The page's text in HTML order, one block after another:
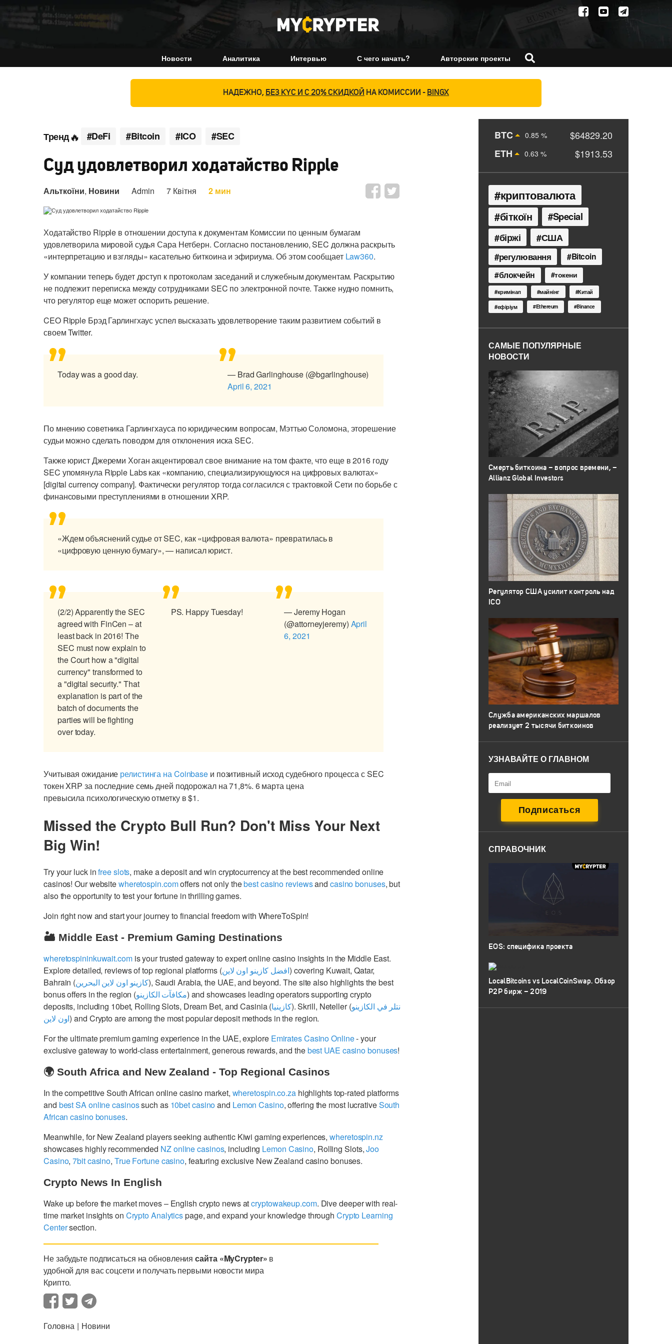
Новости Аналитика Интервью С чего начать? Авторские проекты
НАДЕЖНО, БЕЗ KYC И С 20% СКИДКОЙ НА КОМИССИИ - BINGX
Тренд #DeFi #Bitcoin #ICO #SEC
Суд удовлетворил ходатайство Ripple
Альткоїни, Новини Admin 7 Квітня 2 мин
Ходатайство Ripple в отношении доступа к документам Комиссии по ценным бумагам
удовлетворила мировой судья Сара Нетберн. Согласно постановлению, SEC должна раскрыть
«интерпретацию и взгляды» касательно биткоина и эфириума. Об этом сообщает Law360.
У компании теперь будет доступ к протоколам заседаний и служебным документам. Раскрытию
не подлежит переписка между сотрудниками SEC по электронной почте. Также нудно помнить,
что регулятор еще может оспорить решение.
CEO Ripple Брэд Гарлингхаус успел высказать удовлетворение таким развитием событий в
своем Twitter.
Today was a good day.
— Brad Garlinghouse (@bgarlinghouse)
April 6, 2021
По мнению советника Гарлингхауса по юридическим вопросам, Мэттью Соломона, эторешение
судьи можно сделать поводом для отклонения иска SEC.
Также юрист Джереми Хоган акцентировал свое внимание на том факте, что еще в 2016 году
SEC упомянула Ripple Labs как «компанию, специализирующуюся на цифровых валютах»
[digital currency company]. Фактически регулятор тогда согласился с трактовкой Сети по борьбе с
финансовыми преступлениями в отношении XRP.
«Ждем объяснений судье от SEC, как «цифровая валюта» превратилась в
«цифровую ценную бумагу», — написал юрист.
(2/2) Apparently the SEC
agreed with FinCen – at
least back in 2016! The
SEC must now explain to
the Court how a "digital
currency" transformed to
a "digital security." That
explanation is part of the
batch of documents the
parties will be fighting
over today.
PS. Happy Tuesday!
— Jeremy Hogan
(@attorneyjeremy) April
6, 2021
Учитывая ожидание релистинга на Coinbase и позитивный исход судебного процесса с SEC
токен XRP за последние семь дней подорожал на 71,8%. 6 марта цена
превысила психологическую отметку в $1.
Missed the Crypto Bull Run? Don't Miss Your Next
Big Win!
Try your luck infree slots, make a deposit and win cryptocurrency at the best recommended online
casinos! Our websitewheretospin.comoffers not only thebest casino reviewsand casino bonuses, but
also the opportunity to test your fortune in thrilling games.
Join right now and start your journey to financial freedom with WhereToSpin!
🏜️ Middle East - Premium Gaming Destinations
wheretospininkuwait.comis your trusted gateway to expert online casino insights in the Middle East.
Explore detailed, reviews of top regional platforms (افضل كازينو اون لاين) covering Kuwait, Qatar,
Bahrain (كازينو اون لاين البحرين), Saudi Arabia, the UAE, and beyond. The site also highlights the best
bonus offers in the region (مكافآت الكازينو) and showcases leading operators supporting crypto
deposits, including 10bet, Rolling Slots, Dream Bet, and Casinia (كازينيا). Skrill, Neteller (نتلر في الكازينو
اون لاين) and Crypto are among the most popular deposit methods in the region.
For the ultimate premium gaming experience in the UAE, explore Emirates Casino Online- your
exclusive gateway to world-class entertainment, generous rewards, and thebest UAE casino bonuses!
🌍 South Africa and New Zealand - Top Regional Casinos
In the competitive South African online casino market, wheretospin.co.zahighlights top-rated platforms
and best SA online casinossuch as 10bet casinoand Lemon Casino, offering the most lucrativeSouth
African casino bonuses.
Meanwhile, for New Zealand players seeking authentic Kiwi gaming experiences,wheretospin.nz
showcases highly recommended NZ online casinos, including Lemon Casino, Rolling Slots,Joo
Casino,7bit casino, True Fortune casino, featuring exclusive New Zealand casino bonuses.
Crypto News In English
Wake up before the market moves – English crypto news atcryptowakeup.com. Dive deeper with real-
time market insights on Crypto Analyticspage, and expand your knowledge through Crypto Learning
Centersection.
Не забудьте подписаться на обновлениясайта «MyCrypter» в
удобной для вас соцсети и получать первыми новости мира
Крипто.
Головна Новини
BTC 0.85 %
$64829.20
ETH
0.63 % $1913.53
криптовалюта
біткоїн Special
біржі США
регулювання Bitcoin
блокчейн токени
кримінал майнінг
Китай
ефіріум
Ethereum Binance
САМЫЕ ПОПУЛЯРНЫЕ
НОВОСТИ
Смерть биткоина – вопрос времени, –
Allianz Global Investors
Регулятор США усилит контроль над
ICO
Служба американских маршалов
реализует 2 тысячи биткоинов
УЗНАВАЙТЕ О ГЛАВНОМ
СПРАВОЧНИК
EOS: специфика проекта
LocalBitcoins vs LocalCoinSwap. Обзор
P2P бирж – 2019